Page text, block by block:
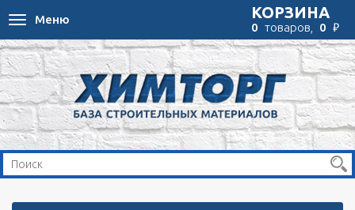
Toggle
navigation
Меню КОРЗИНА
0 товаров, 0 ₽